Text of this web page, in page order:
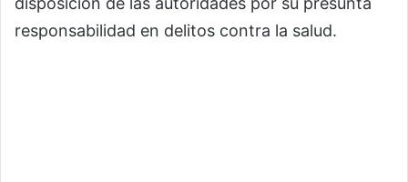
responsabilidad en delitos contra la salud.